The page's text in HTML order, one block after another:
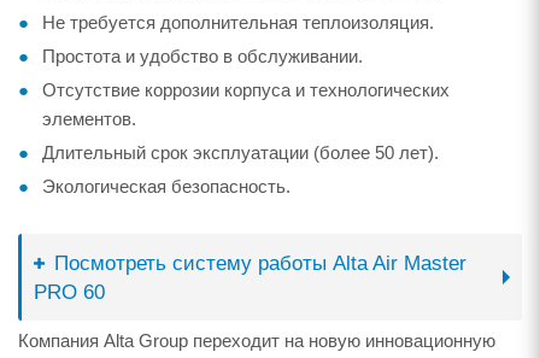
Не требуется дополнительная теплоизоляция.
Простота и удобство в обслуживании.
Отсутствие коррозии корпуса и технологических
элементов.
Длительный срок эксплуатации (более 50 лет).
Экологическая безопасность.
Посмотреть систему работы Alta Air Master
PRO 60
Компания Alta Group переходит на новую инновационную